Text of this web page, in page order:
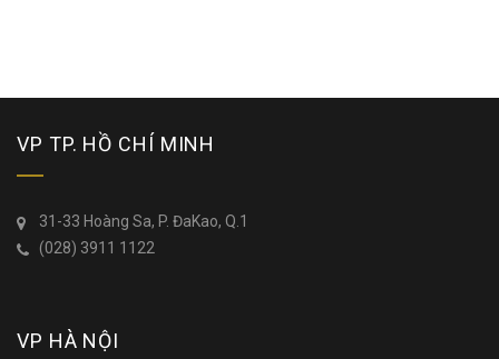
VP TP. HỒ CHÍ MINH
31-33 Hoàng Sa, P. ĐaKao, Q.1
(028) 3911 1122
VP HÀ NỘI